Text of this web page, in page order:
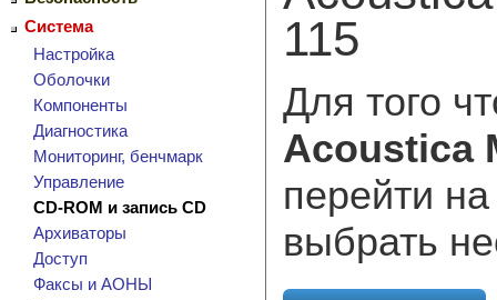
Система
Настройка
Оболочки
Компоненты
Диагностика
Мониторинг, бенчмарк
Управление
CD-ROM и запись CD
Архиваторы
Доступ
Факсы и АОНЫ
115
Для того
Acoustica
перейти
выбрать